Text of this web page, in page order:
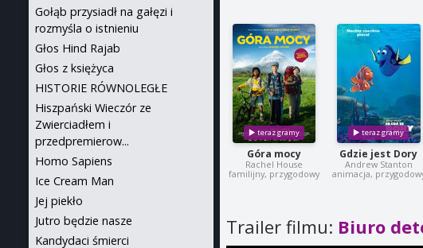
Góra mocy
Rachel House
familijny, przygodowy
Gdzie jest Dory
Andrew Stanton
animacja,
Trailer filmu: Biuro
Gołąb przysiadł na gałęzi i
rozmyśla o istnieniu
Głos Hind Rajab
Głos z księżyca
HISTORIE RÓWNOLEGŁE
Hiszpański Wieczór ze
Zwierciadłem i
przedpremierow...
Homo Sapiens
Ice Cream Man
Jej piekło
Jutro będzie nasze
Kandydaci śmierci